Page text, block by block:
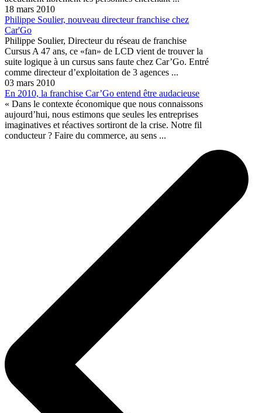
18 mars 2010
Philippe Soulier, nouveau directeur franchise chez
Car'Go
Philippe Soulier, Directeur du réseau de franchise
Cursus A 47 ans, ce «fan» de LCD vient de trouver la
suite logique à un cursus sans faute chez Car’Go. Entré
comme directeur d’exploitation de 3 agences ...
03 mars 2010
En 2010, la franchise Car’Go entend être audacieuse
« Dans le contexte économique que nous connaissons
aujourd’hui, nous estimons que seules les entreprises
imaginatives et réactives sortiront de la crise. Notre fil
conducteur ? Faire du commerce, au sens ...